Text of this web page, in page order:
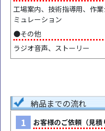
工場案内、技術指導用、作業
ミュレーション
●その他
ラジオ音声、ストーリー
納品までの流れ
1 お客様のご依頼（見積